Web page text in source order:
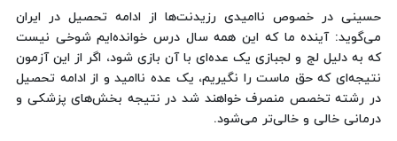
حسینی در خصوص ناامیدی رزیدنت‌ها از ادامه تحصیل در ایران
می‌گوید: آینده ما که این همه سال درس خوانده‌ایم شوخی نیست
که به دلیل لج و لجبازی یک عده‌ای با آن بازی شود، اگر از این آزمون
نتیجه‌ای که حق‌ ماست را نگیریم، یک عده ناامید و از ادامه تحصیل
در رشته تخصص منصرف خواهند شد در نتیجه بخش‌های پزشکی و
درمانی خالی و خالی‌تر می‌شود.